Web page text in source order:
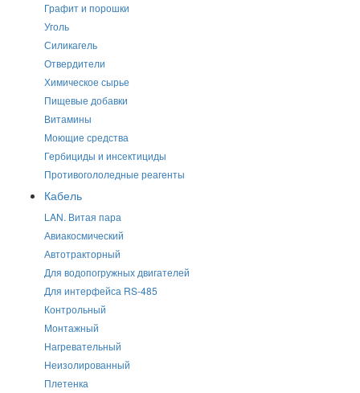
Графит и порошки
Уголь
Силикагель
Отвердители
Химическое сырье
Пищевые добавки
Витамины
Моющие средства
Гербициды и инсектициды
Противогололедные реагенты
Кабель
LAN. Витая пара
Авиакосмический
Автотракторный
Для водопогружных двигателей
Для интерфейса RS-485
Контрольный
Монтажный
Нагревательный
Неизолированный
Плетенка